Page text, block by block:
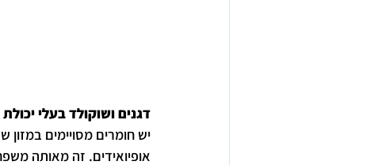
דגנים ושוקולד בעלי
יש חומרים מסויימים
אופיואידים. זה מאותה